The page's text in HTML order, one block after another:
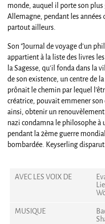
monde, auquel il porte son
Allemagne, pendant les années
partout ailleurs.
Son "Journal de voyage d'un
appartient à la liste des livres
la Sagesse, qu'il fonda dans la
de son existence, un centre de
prônait le chemin par lequel
créatrice, pouvait emmener
ainsi, obtenir un
nazi condamna le philosophe
pendant la 2ème guerre
bombardée. Keyserling
AVEC LES VOIX DE
MUSIQUE